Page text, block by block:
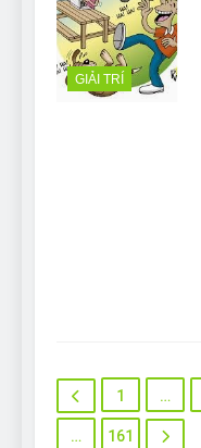
GIẢI TRÍ
1 …
… 161